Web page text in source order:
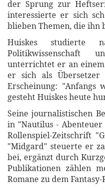
der Sprung zur
interessierte er sich
blieben Themen, die ihn
Huiskes studierte
Politikwissenschaft
unterrichtet er an
er sich als
Erscheinung: "Anfangs
gesteht Huiskes heute
Seine journalistischen
in "Nautilus -
Rollenspiel-Zeitschrift
"Midgard" steuerte er
bei, ergänzt durch
Publikationen zählen
Romane zu dem